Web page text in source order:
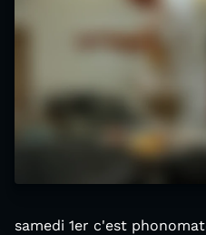
samedi 1er c'est